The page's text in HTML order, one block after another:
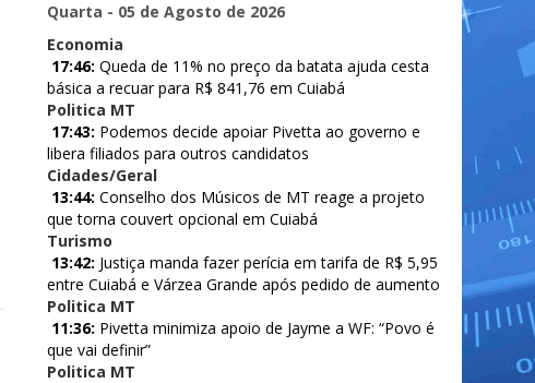
Quarta - 05 de Agosto de 2026
Economia
17:46: Queda de 11% no preço da batata ajuda cesta
básica a recuar para R$ 841,76 em Cuiabá
Politica MT
17:43: Podemos decide apoiar Pivetta ao governo e
libera filiados para outros candidatos
Cidades/Geral
13:44: Conselho dos Músicos de MT reage a projeto
que torna couvert opcional em Cuiabá
Turismo
13:42: Justiça manda fazer perícia em tarifa de R$ 5,95
entre Cuiabá e Várzea Grande após pedido de aumento
Politica MT
11:36: Pivetta minimiza apoio de Jayme a WF: “Povo é
que vai definir”
Politica MT